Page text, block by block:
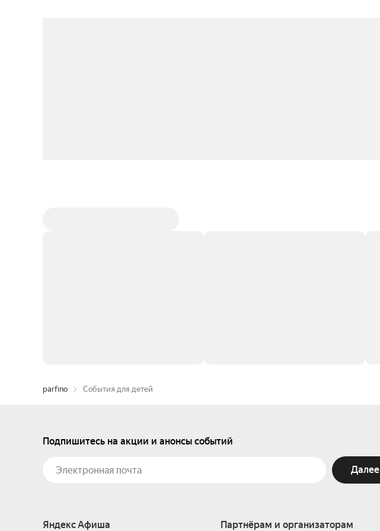
parfino События для детей
Подпишитесь на акции и анонсы событий
Далее
Яндекс Афиша Партнёрам и организаторам